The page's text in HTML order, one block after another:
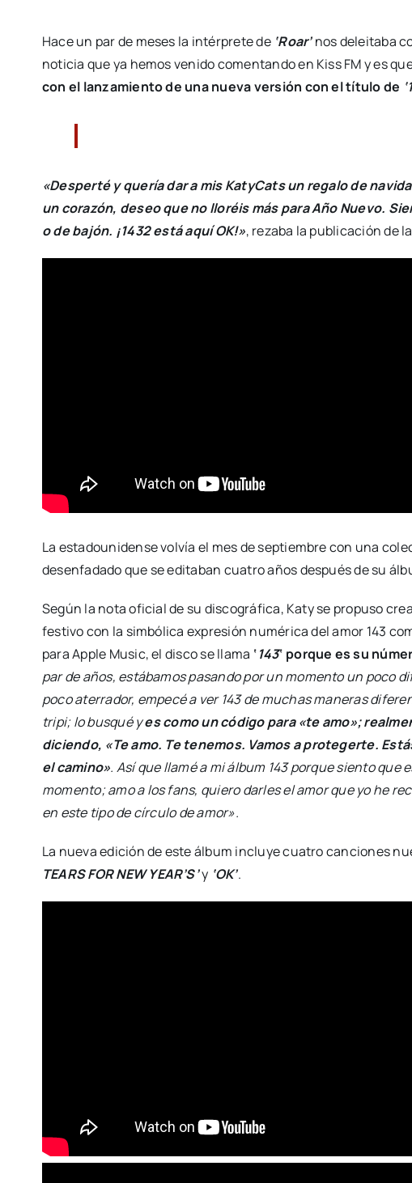
Hace un par de meses la intérprete de ‘Roar’nos deleitaba
noticia que ya hemos venido comentando en Kiss FM y es
con el lanzamiento de una nueva versión con el título de
«Desperté y quería dar a mis KatyCats un regalo de
un corazón, deseo que no lloréis más para Año Nuevo.
o de bajón. ¡1432 está aquí OK!», rezaba la publicación de
La estadounidense volvía el mes de septiembre con una
desenfadado que se editaban cuatro años después de su
Según la nota oficial de su discográfica, Katy se propuso
festivo con la simbólica expresión numérica del amor 143
para Apple Music, el disco se llama ‘143‘ porque es su
par de años, estábamos pasando por un momento un poco
poco aterrador, empecé a ver 143 de muchas maneras
tripi; lo busqué yes como un código para «te amo»;
diciendo, «Te amo. Te tenemos. Vamos a protegerte.
el camino». Así que llamé a mi álbum 143 porque siento
momento; amo a los fans, quiero darles el amor que yo he
en este tipo de círculo de amor».
La nueva edición de este álbum incluye cuatro canciones
TEARS FOR NEW YEAR’S’y ‘OK’.